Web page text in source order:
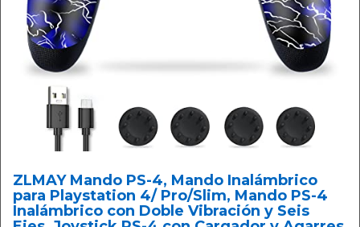
ZLMAY Mando PS-4, Mando Inalámbrico
para Playstation 4/ Pro/Slim, Mando PS-4
Inalámbrico con Doble Vibración y Seis